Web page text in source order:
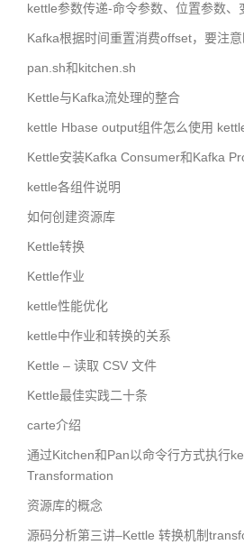
kettle参数传递-命令参数、位置参数、
Kafka根据时间重置消费offset，要注
pan.sh和kitchen.sh
Kettle与Kafka流处理的整合
kettle Hbase output组件怎么使用
Kettle安装Kafka Consumer和Kafka
kettle各组件说明
如何创建资源库
Kettle转换
Kettle作业
kettle性能优化
kettle中作业和转换的关系
Kettle – 读取 CSV 文件
Kettle最佳实践二十条
carte介绍
通过Kitchen和Pan以命令行方式执行
Transformation
资源库的概念
源码分析第三讲–Kettle 转换机制